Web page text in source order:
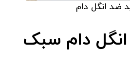
ضد انگل دام
دام سبک